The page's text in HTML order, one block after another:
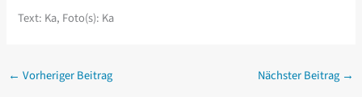
Text: Ka, Foto(s): Ka
← Vorheriger Beitrag Nächster Beitrag →